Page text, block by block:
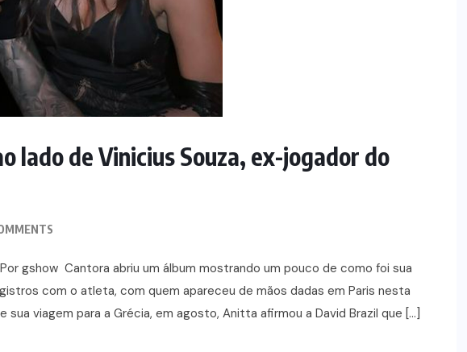
lado de Vinicius Souza, ex-jogador do
gshow Cantora abriu um álbum mostrando um pouco de como foi sua
com o atleta, com quem apareceu de mãos dadas em Paris nesta
viagem para a Grécia, em agosto, Anitta afirmou a David Brazil que […]